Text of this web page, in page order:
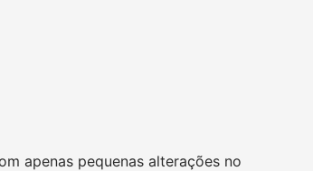
apenas pequenas alterações no